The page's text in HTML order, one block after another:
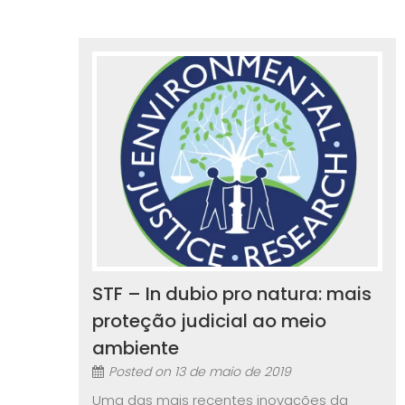
STF – In dubio pro natura: mais
proteção judicial ao meio
ambiente
Posted on 13 de maio de 2019
Uma das mais recentes inovações da